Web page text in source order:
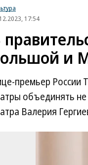
17:54
и
премьер России
объединять
Валерия